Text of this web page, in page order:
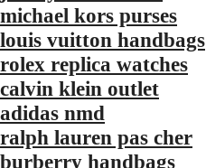
michael kors purses
louis vuitton handbags
rolex replica watches
calvin klein outlet
adidas nmd
ralph lauren pas cher
burberry handbags